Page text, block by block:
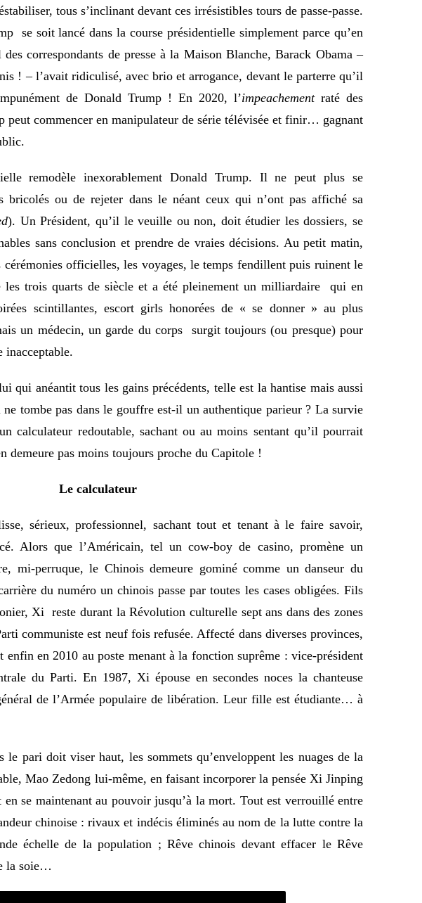
tous s’inclinant devant ces irrésistibles tours de passe-passe.
se soit lancé dans la course présidentielle simplement parce qu’en
correspondants de presse à la Maison Blanche, Barack Obama –
! – l’avait ridiculisé, avec brio et arrogance, devant le parterre qu’il
de Donald Trump ! En 2020, l’impeachementraté des
peut commencer en manipulateur de série télévisée et finir… gagnant
remodèle inexorablement Donald Trump. Il ne peut plus se
bricolés ou de rejeter dans le néant ceux qui n’ont pas affiché sa
). Un Président, qu’il le veuille ou non, doit étudier les dossiers, se
sans conclusion et prendre de vraies décisions. Au petit matin,
cérémonies officielles, les voyages, le temps fendillent puis ruinent le
les trois quarts de siècle et a été pleinement un milliardaire qui en
scintillantes, escort girls honorées de « se donner » au plus
un médecin, un garde du corps surgit toujours (ou presque) pour
inacceptable.
qui anéantit tous les gains précédents, telle est la hantise mais aussi
tombe pas dans le gouffre est-il un authentique parieur ? La survie
calculateur redoutable, sachant ou au moins sentant qu’il pourrait
demeure pas moins toujours proche du Capitole !
Le calculateur
sérieux, professionnel, sachant tout et tenant à le faire savoir,
Alors que l’Américain, tel un cow-boy de casino, promène un
mi-perruque, le Chinois demeure gominé comme un danseur du
du numéro un chinois passe par toutes les cases obligées. Fils
Xi reste durant la Révolution culturelle sept ans dans des zones
communiste est neuf fois refusée. Affecté dans diverses provinces,
en 2010 au poste menant à la fonction suprême : vice-président
du Parti. En 1987, Xi épouse en secondes noces la chanteuse
de l’Armée populaire de libération. Leur fille est étudiante… à
le pari doit viser haut, les sommets qu’enveloppent les nuages de la
Mao Zedong lui-même, en faisant incorporer la pensée Xi Jinping
se maintenant au pouvoir jusqu’à la mort. Tout est verrouillé entre
chinoise : rivaux et indécis éliminés au nom de la lutte contre la
échelle de la population ; Rêve chinois devant effacer le Rêve
la soie…